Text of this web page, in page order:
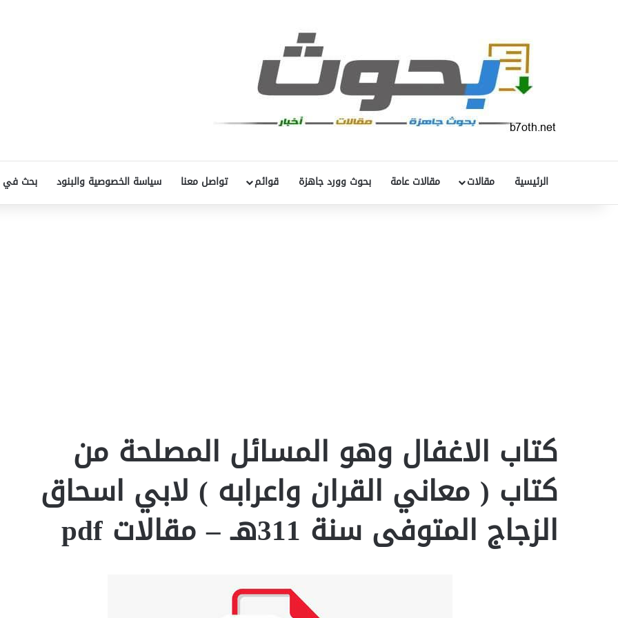
الرئيسية مقالات مقالات عامة بحوث وورد جاهزة قوائم تواصل معنا سياسة الخصوصية والبنود بحث في
كتاب الاغفال وهو المسائل المصلحة من
كتاب ( معاني القران واعرابه ) لابي اسحاق
الزجاج المتوفى سنة 311هـ – مقالات pdf